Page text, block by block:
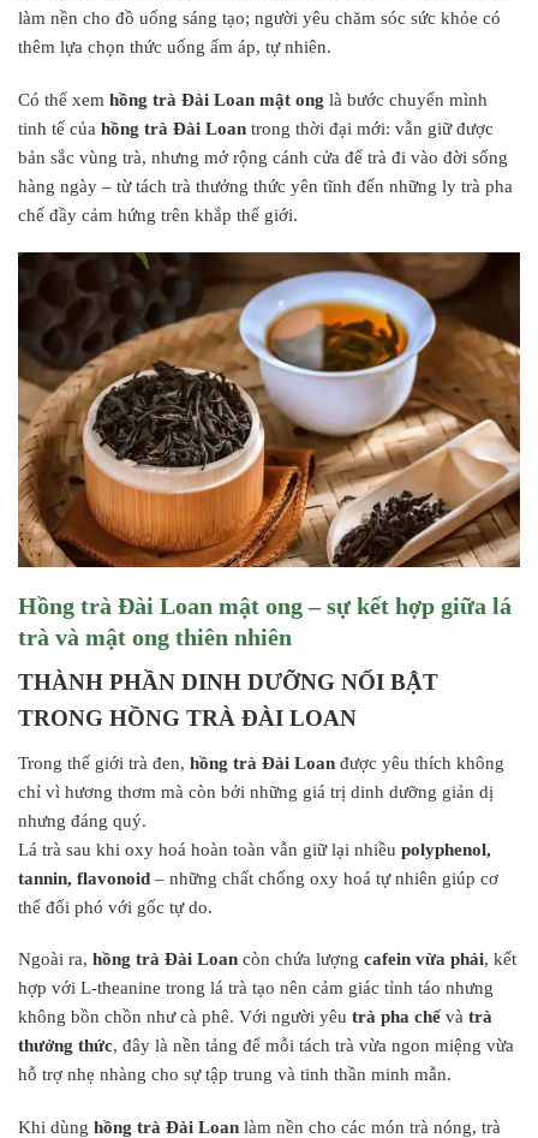
làm nền cho đồ uống sáng tạo; người yêu chăm sóc sức khỏe có
thêm lựa chọn thức uống ấm áp, tự nhiên.
Có thể xem hồng trà Đài Loan mật ong là bước chuyển mình
tinh tế của hồng trà Đài Loan trong thời đại mới: vẫn giữ được
bản sắc vùng trà, nhưng mở rộng cánh cửa để trà đi vào đời sống
hàng ngày – từ tách trà thưởng thức yên tĩnh đến những ly trà pha
chế đầy cảm hứng trên khắp thế giới.
Hồng trà Đài Loan mật ong – sự kết hợp giữa lá
trà và mật ong thiên nhiên
THÀNH PHẦN DINH DƯỠNG NỔI BẬT
TRONG HỒNG TRÀ ĐÀI LOAN
Trong thế giới trà đen, hồng trà Đài Loan được yêu thích không
chỉ vì hương thơm mà còn bởi những giá trị dinh dưỡng giản dị
nhưng đáng quý.
Lá trà sau khi oxy hoá hoàn toàn vẫn giữ lại nhiều polyphenol,
tannin, flavonoid – những chất chống oxy hoá tự nhiên giúp cơ
thể đối phó với gốc tự do.
Ngoài ra, hồng trà Đài Loan còn chứa lượng cafein vừa phải, kết
hợp với L-theanine trong lá trà tạo nên cảm giác tỉnh táo nhưng
không bồn chồn như cà phê. Với người yêu trà pha chếvà trà
thưởng thức, đây là nền tảng để mỗi tách trà vừa ngon miệng vừa
hỗ trợ nhẹ nhàng cho sự tập trung và tinh thần minh mẫn.
Khi dùng hồng trà Đài Loan làm nền cho các món trà nóng, trà